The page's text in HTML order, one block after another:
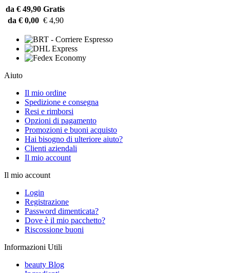
da € 49,90 Gratis
da € 0,00 € 4,90
Aiuto
Il mio ordine
Spedizione e consegna
Resi e rimborsi
Opzioni di pagamento
Promozioni e buoni acquisto
Hai bisogno di ulteriore aiuto?
Clienti aziendali
Il mio account
Il mio account
Login
Registrazione
Password dimenticata?
Dove è il mio pacchetto?
Riscossione buoni
Informazioni Utili
beauty Blog